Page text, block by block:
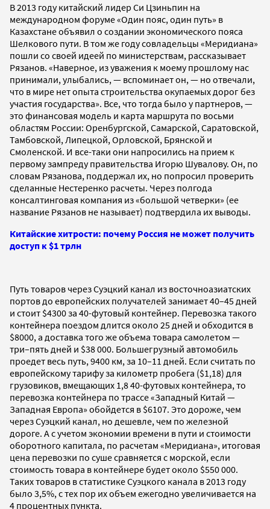
В 2013 году китайский лидер Си Цзиньпин на
международном форуме «Один пояс, один путь» в
Казахстане объявил о создании экономического пояса
Шелкового пути. В том же году совладельцы «Меридиана»
пошли со своей идеей по министерствам, рассказывает
Рязанов. «Наверное, из уважения к моему прошлому нас
принимали, улыбались, — вспоминает он, — но отвечали,
что в мире нет опыта строительства окупаемых дорог без
участия государства». Все, что тогда было у партнеров, —
это финансовая модель и карта маршрута по восьми
областям России: Оренбургской, Самарской, Саратовской,
Тамбовской, Липецкой, Орловской, Брянской и
Смоленской. И все-таки они напросились на прием к
первому зампреду правительства Игорю Шувалову. Он, по
словам Рязанова, поддержал их, но попросил проверить
сделанные Нестеренко расчеты. Через полгода
консалтинговая компания из «большой четверки» (ее
название Рязанов не называет) подтвердила их выводы.
Китайские хитрости: почему Россия не может получить
доступ к $1 трлн
Путь товаров через Суэцкий канал из восточноазиатских
портов до европейских получателей занимает 40–45 дней
и стоит $4300 за 40-футовый контейнер. Перевозка такого
контейнера поездом длится около 25 дней и обходится в
$8000, а доставка того же объема товара самолетом —
три–пять дней и $38 000. Большегрузный автомобиль
проедет весь путь, 9400 км, за 10–11 дней. Если считать по
европейскому тарифу за километр пробега ($1,18) для
грузовиков, вмещающих 1,8 40-футовых контейнера, то
перевозка контейнера по трассе «Западный Китай —
Западная Европа» обойдется в $6107. Это дороже, чем
через Суэцкий канал, но дешевле, чем по железной
дороге. А с учетом экономии времени в пути и стоимости
оборотного капитала, по расчетам «Меридиана», итоговая
цена перевозки по суше сравняется с морской, если
стоимость товара в контейнере будет около $550 000.
Таких товаров в статистике Суэцкого канала в 2013 году
было 3,5%, с тех пор их объем ежегодно увеличивается на
4 процентных пункта.